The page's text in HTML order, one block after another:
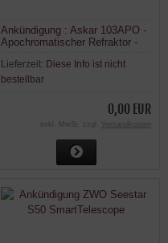
Ankündigung : Askar 103APO -
Apochromatischer Refraktor -
Brennweite
Lieferzeit: Diese Info ist nicht
bestellbar
0,00 EUR
exkl. MwSt. zzgl. Versandkosten